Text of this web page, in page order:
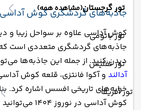
تور گرجستان(مشاهده همه)
تور باتومی
تور تفلیس
تور آفریقا
جاذبه‌های گردشگری کوش آداسی
کوش آداسی علاوه بر سواحل زیبا و
جاذبه‌های گردشگری متعددی است که
دیدن کنید. از جمله این جاذبه‌ها
آدالند و آکوا فانتزی، قلعه کوش
خرابه‌های تاریخی افسس اشاره کرد.
کوش آداسی در